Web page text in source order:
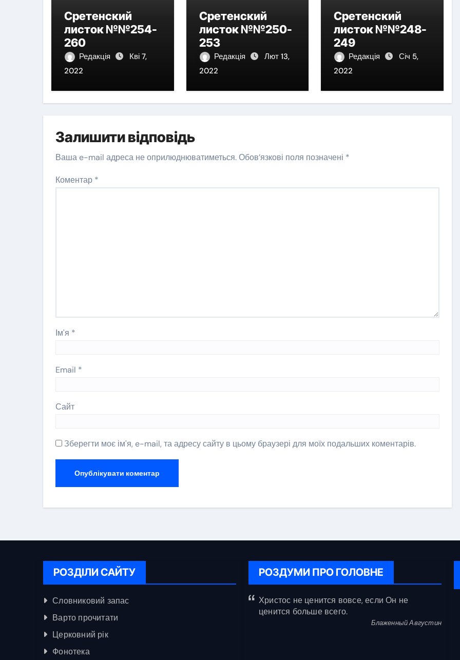
Сретенский
листок №№254-
260
Редакція
Кві 7,
2022
Сретенский
листок №№250-
253
Редакція
Лют 13,
2022
Сретенский
листок №№248-
249
Редакція
Січ 5,
2022
Залишити відповідь
Ваша e-mail адреса не оприлюднюватиметься.Обов’язкові поля позначені *
Коментар *
Ім'я *
Email *
Сайт
Зберегти моє ім'я, e-mail, та адресу сайту в цьому браузері для моїх подальших коментарів.
РОЗДІЛИ САЙТУ
Словниковий запас
Варто прочитати
Церковний рік
Фонотека
РОЗДУМИ ПРО ГОЛОВНЕ
Христос не ценится вовсе, если Он не
ценится больше всего.
Блаженный Августин